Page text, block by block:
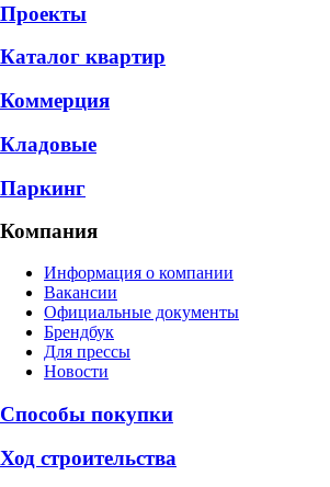
Проекты
Каталог квартир
Коммерция
Кладовые
Паркинг
Компания
Информация о компании
Вакансии
Официальные документы
Брендбук
Для прессы
Новости
Способы покупки
Ход строительства